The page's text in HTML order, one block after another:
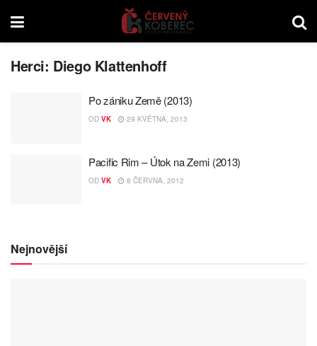
Herci: Diego Klattenhoff
Po zániku Země (2013)
OD VK 29 KVĚTNA, 2013
Pacific Rim – Útok na Zemi (2013)
OD VK 8 ČERVNA, 2012
Nejnovější